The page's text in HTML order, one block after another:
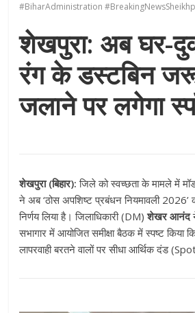
#BiharAdministration
शेखपुरा: अब घर-
रंग के डस्टबिन
जलाने पर लगेगा
शेखपुरा (बिहार): जिले को स्वच्छता के मामले में
ने अब ‘ठोस अपशिष्ट प्रबंधन नियमावली
निर्णय लिया है। जिलाधिकारी (DM)शेखर आनंद
सभागार में आयोजित समीक्षा बैठक में स्पष्ट किया
लापरवाही बरतने वालों पर सीधा आर्थिक दंड